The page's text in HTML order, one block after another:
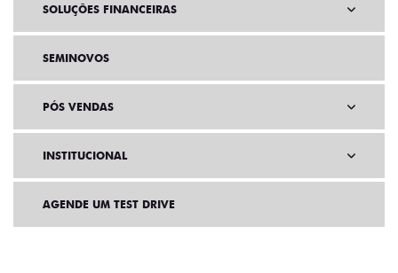
SOLUÇÕES FINANCEIRAS
SEMINOVOS
PÓS VENDAS
INSTITUCIONAL
AGENDE UM TEST DRIVE